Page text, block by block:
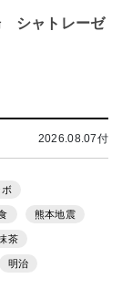
シャトレーゼ
2026.08.07付
ボ
熊本地震
茶
明治